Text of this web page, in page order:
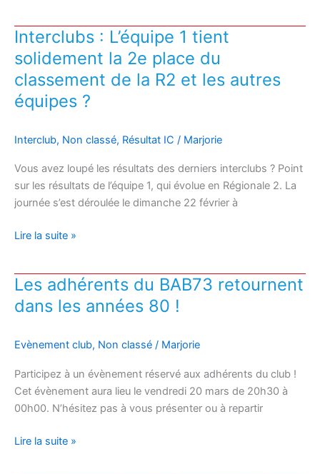
aux
Trophées
des
Champions
Aixois
Interclubs : L’équipe 1 tient
solidement la 2e place du
classement de la R2 et les autres
équipes ?
Interclub, Non classé, Résultat IC / Marjorie
Vous avez loupé les résultats des derniers interclubs ? Point
sur les résultats de l’équipe 1, qui évolue en Régionale 2. La
journée s’est déroulée le dimanche 22 février à
Interclubs
1
tient
la
place
du
classement
la
Lire la suite »
Les adhérents du BAB73 retournent
dans les années 80 !
Evènement club, Non classé / Marjorie
Participez à un évènement réservé aux adhérents du club !
Cet évènement aura lieu le vendredi 20 mars de 20h30 à
00h00. N’hésitez pas à vous présenter ou à repartir
Les
Lire la suite »